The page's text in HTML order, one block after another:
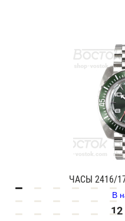
ЧАСЫ 2416/
В
12